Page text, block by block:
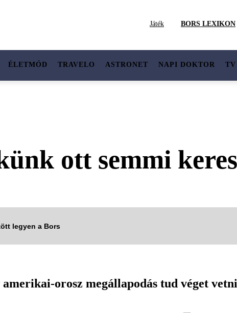
Játék BORS LEXIKON
ÉLETMÓD TRAVELO ASTRONET NAPI DOKTOR TV
ott semmi
legyen a Bors
orosz megállapodás tud véget